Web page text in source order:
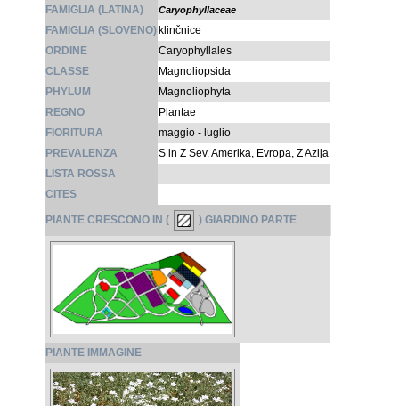
FAMIGLIA (LATINA) Caryophyllaceae
FAMIGLIA (SLOVENO) klinčnice
ORDINE
Caryophyllales
CLASSE
Magnoliopsida
PHYLUM
Magnoliophyta
REGNO
Plantae
FIORITURA
maggio - luglio
PREVALENZA
S in Z Sev. Amerika, Evropa, Z Azija
LISTA ROSSA
CITES
PIANTE CRESCONO IN ( ) GIARDINO PARTE
PIANTE IMMAGINE